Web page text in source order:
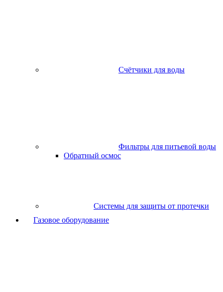
Счётчики для воды
Фильтры для питьевой воды
Обратный осмос
Системы для защиты от протечки
Газовое оборудование